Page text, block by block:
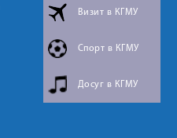
Визит в КГМУ
Спорт в КГМУ
Досуг в КГМУ